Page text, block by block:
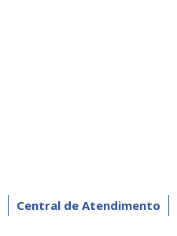
Central de Atendimento